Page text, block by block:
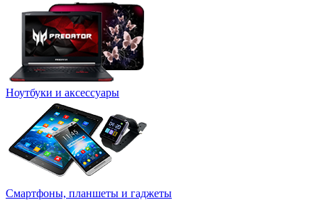
Ноутбуки и аксессуары
Смартфоны, планшеты и гаджеты